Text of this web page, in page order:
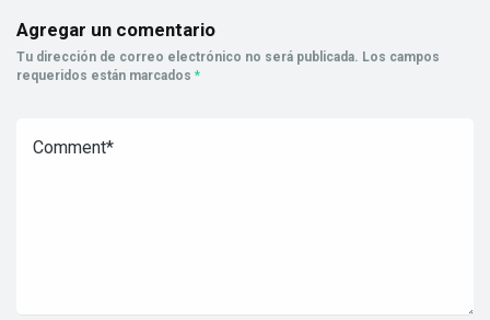
Agregar un comentario
Tu dirección de correo electrónico no será publicada. Los campos
requeridos están marcados *